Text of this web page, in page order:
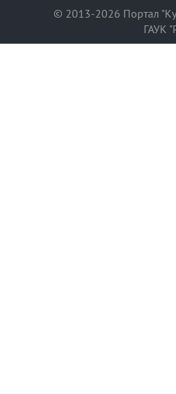
© 2013-2026 Портал
ГАУК